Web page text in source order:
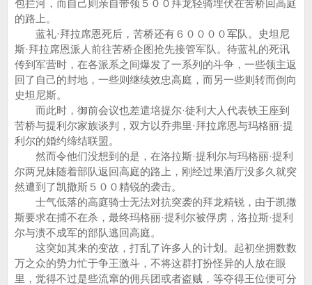
包拦河，而自己则亲自带领５００拜龙轻骑埋伏在苦桥回高庭
的路上。
蓝礼·拜拉席恩死后，苦桥还有６００００军队。史坦尼
斯·拜拉席恩派人前往苦桥企图抢先接管军队。待蓝礼的死讯
传到军营时，在各派系之间爆发了一系列的斗争，一些领主返
回了自己的封地，一些则继续效忠高庭，而另一些则转而倒向
史坦尼斯。
而此时，御前会议也差遣培提尔·徒利大人代表铁王座到
苦桥与提利尔家族谈判，双方以乔弗里·拜拉席恩与玛格丽·提
利尔的婚约缔结联盟。
然而令他们没想到的是，在洛拉斯·提利尔与玛格丽·提利
尔两兄妹随着部队返回高庭的路上，刚经过果酒厅没多久就突
然遭到了凯撒斯５００精锐的袭击。
士气低落的高庭骑士无法对抗突袭的拜龙精锐，由于凯撒
斯要求在捕不在杀，最终玛格丽·提利尔被俘虏，洛拉斯·提利
尔与溃不成军的部队逃回高庭。
这突如其来的变故，打乱了许多人的计划。起初坐拥数数
万之众的势力忙于争王激斗，不将这群打扮怪异的人放在眼
里，觉得不过是些流窜的佣兵团或者盗贼，等夺得王位便可分